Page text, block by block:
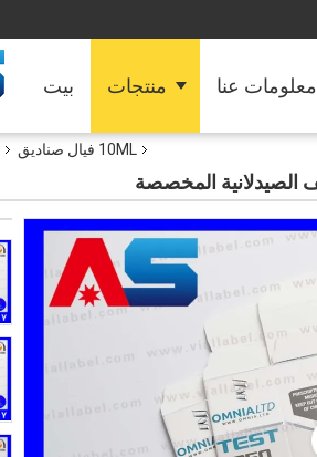
بيت منتجات معلومات عنا
10ML فيال صناديق